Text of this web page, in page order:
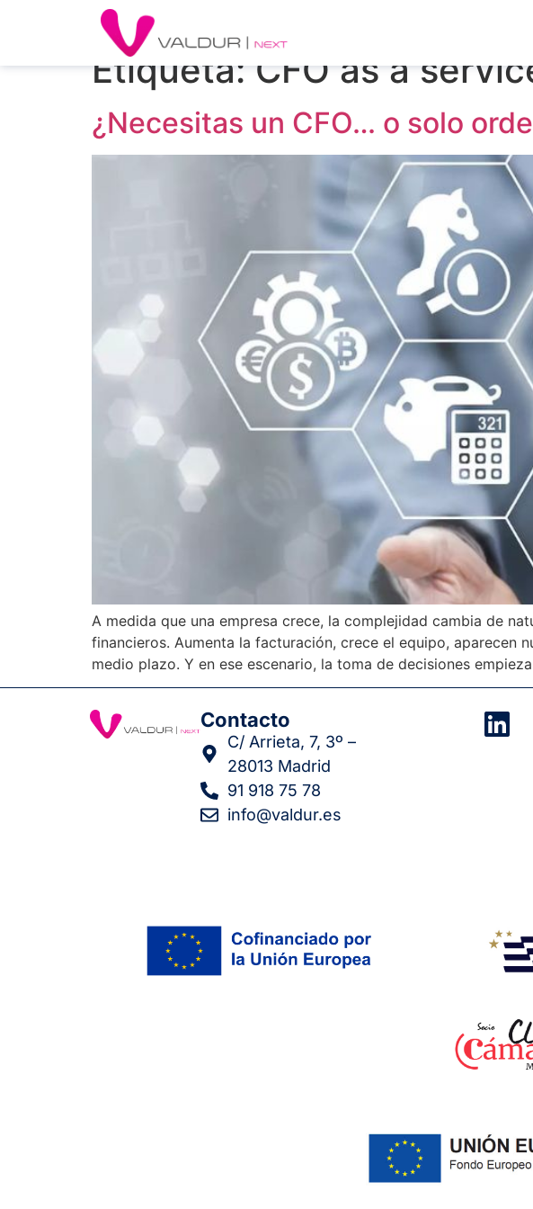
Etiqueta:CFO as a
¿Necesitas un CFO… o solo
A medida que una empresa crece, la complejidad cambia de
financieros. Aumenta la facturación, crece el equipo, aparecen
medio plazo. Y en ese escenario, la toma de decisiones
Contacto
C/ Arrieta, 7, 3º –
28013 Madrid
91 918 75 78
info@valdur.es